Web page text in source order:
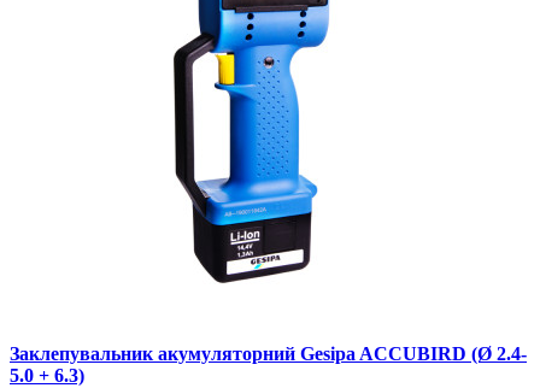
Заклепувальник акумуляторний Gesipa ACCUBIRD (Ø 2.4-
5.0 + 6.3)